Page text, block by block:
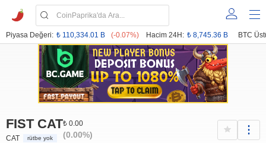
Piyasa Değeri: ₺ 110,334.01 B (-0.07%) Hacim 24H: ₺ 8,745.36 B BTC
FIST CAT
CAT rütbe yok
₺ 0.00
(0.00%)